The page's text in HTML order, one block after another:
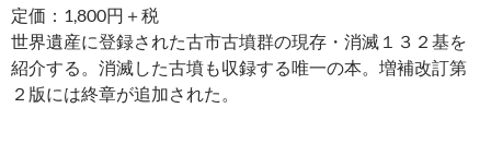
定価：1,800円＋税
世界遺産に登録された古市古墳群の現存・消滅１３２基を
紹介する。消滅した古墳も収録する唯一の本。増補改訂第
２版には終章が追加された。